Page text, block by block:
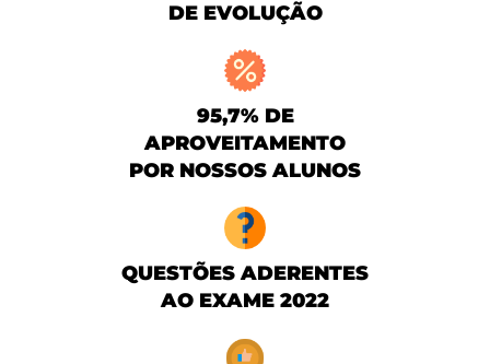
DE EVOLUÇÃO
95,7% DE
APROVEITAMENTO
POR NOSSOS ALUNOS
QUESTÕES ADERENTES
AO EXAME 2022